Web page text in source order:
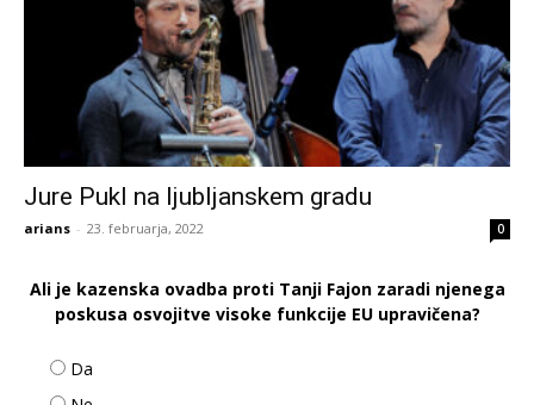
Jure Pukl na ljubljanskem gradu
arians - 23. februarja, 2022 0
Ali je kazenska ovadba proti Tanji Fajon zaradi njenega
poskusa osvojitve visoke funkcije EU upravičena?
Da